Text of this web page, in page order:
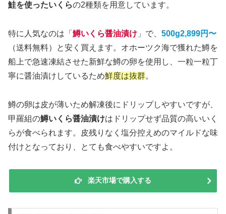
鮭を使ったいくらの2種類を用意しています。
特に人気なのは「 鱒いくら醤油漬け 」で、 500g2,899円〜
（送料無料）と安く買えます。オホーツク海で獲れた鱒を
船上で急速凍結させた新鮮な鱒の卵を使用し、一粒一粒丁
寧に醤油漬けしているため鮮度は抜群。
鱒の卵は皮が薄いため解凍後にドリップしやすいですが、
甲羅組の鱒いくら醤油漬けはドリップせず品質の高いいく
らが食べられます。皮残りなく塩分控えめのマイルドな味
付けとなっており、とても食べやすいですよ。
楽天市場で購入する